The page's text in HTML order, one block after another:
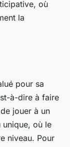
où
la
pour sa
à-dire à faire
jouer à un
unique, où le
niveau. Pour